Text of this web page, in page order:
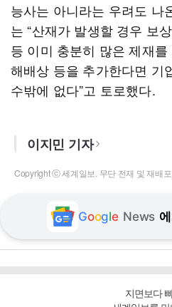
능사는 아니라는 우려도 나
는 “산재가 발생할 경우 보
등 이미 충분히 많은 제재를
해배상 등을 추가한다면 기
수밖에 없다”고 토로했다.
이지민 기자
Copyright ⓒ 세계일보. 무단 전재 및 재배
Google News
지면보다